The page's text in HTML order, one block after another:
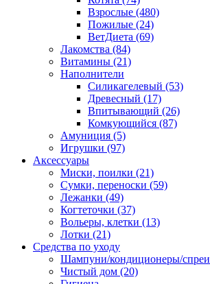
Взрослые (480)
Пожилые (24)
ВетДиета (69)
Лакомства (84)
Витамины (21)
Наполнители
Силикагелевый (53)
Древесный (17)
Впитывающий (26)
Комкующийся (87)
Амуниция (5)
Игрушки (97)
Аксессуары
Миски, поилки (21)
Сумки, переноски (59)
Лежанки (49)
Когтеточки (37)
Вольеры, клетки (13)
Лотки (21)
Средства по уходу
Шампуни/кондиционеры/спреи
Чистый дом (20)